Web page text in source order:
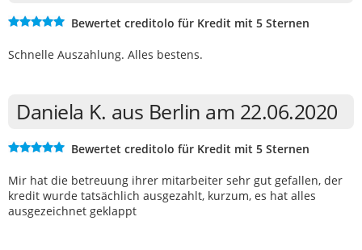
Bewertet creditolo für Kredit mit 5 Sternen
Schnelle Auszahlung. Alles bestens.
Daniela K. aus Berlin am 22.06.2020
Bewertet creditolo für Kredit mit 5 Sternen
Mir hat die betreuung ihrer mitarbeiter sehr gut gefallen, der
kredit wurde tatsächlich ausgezahlt, kurzum, es hat alles
ausgezeichnet geklappt